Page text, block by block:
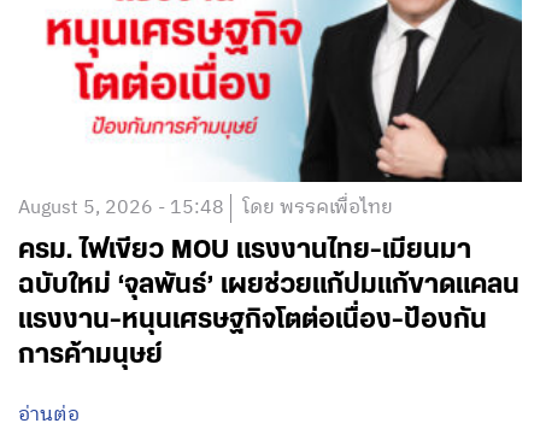
August 5, 2026 - 15:48 โดย พรรคเพื่อไทย
ครม. ไฟเขียว MOU แรงงานไทย-เมียนมา
ฉบับใหม่ ‘จุลพันธ์’ เผยช่วยแก้ปมแก้ขาดแคลน
แรงงาน-หนุนเศรษฐกิจโตต่อเนื่อง-ป้องกัน
การค้ามนุษย์
อ่านต่อ